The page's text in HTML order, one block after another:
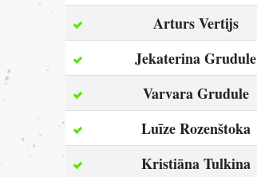
Arturs Vertijs
Jekaterina Grudule
Varvara Grudule
Luīze Rozenštoka
Kristiāna Tulkina